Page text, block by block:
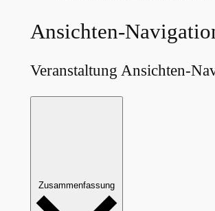
Ansichten-
Veranstaltung Ansichten-
Zusammenfassung